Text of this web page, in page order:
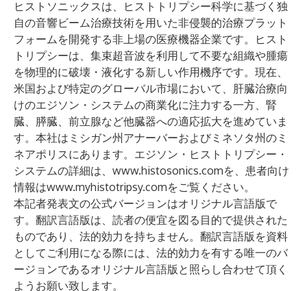
ヒストソニックスは、ヒストトリプシー科学に基づく独
自の音響ビーム治療技術を用いた非侵襲的治療プラット
フォームを開発する非上場の医療機器企業です。ヒスト
トリプシーは、集束超音波を利用して不要な組織や腫瘍
を物理的に破壊・液化する新しい作用機序です。現在、
米国および特定のグローバル市場において、肝臓治療向
けのエジソン・システムの商業化に注力する一方、腎
臓、膵臓、前立腺など他臓器への適応拡大を進めていま
す。本社はミシガン州アナーバーおよびミネソタ州のミ
ネアポリスにあります。エジソン・ヒストトリプシー・
システムの詳細は、 www.histosonics.comを、患者向け
情報はwww.myhistotripsy.comをご覧ください。
本記者発表文の公式バージョンはオリジナル言語版で
す。翻訳言語版は、読者の便宜を図る目的で提供された
ものであり、法的効力を持ちません。翻訳言語版を資料
としてご利用になる際には、法的効力を有する唯一のバ
ージョンであるオリジナル言語版と照らし合わせて頂く
ようお願い致します。